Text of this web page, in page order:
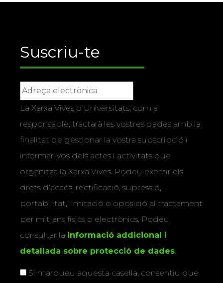
Suscriu-te
La Xarxa Vives d’Universitats, com a
responsable, tractarà les vostres dades amb la
finalitat de gestionar la vostra subscripció i
informar-vos dels actes i activitats que
organitza la Xarxa Vives. Podeu exercir els
drets d’accés, rectificació, supressió,
portabilitat, limitació o oposició al tractament
per mitjans físics o electrònics. Podeu
consultar la informació addicional i
detallada sobre protecció de dades.
Si marqueu aquesta casella, consentiu que